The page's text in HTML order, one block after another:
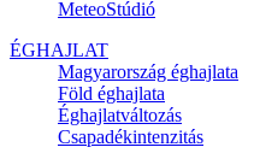
MeteoStúdió
ÉGHAJLAT
Magyarország éghajlata
Föld éghajlata
Éghajlatváltozás
Csapadékintenzitás